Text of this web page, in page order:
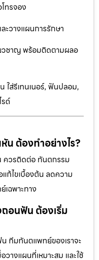
ทรจอง
ะวางแผนการรักษา
วชาญ พร้อมติดตามผลอ
ใส่รีเทนเนอร์, ฟันปลอม,
ด์
น ต้องทำอย่างไร?
ควรติดต่อ ทันตกรรม
แก้ไขเบื้องต้น ลดความ
เฉพาะทาง
อนฟัน ต้องเริ่ม
ทีมทันตแพทย์ของเราจะ
วางแผนที่เหมาะสม และใช้